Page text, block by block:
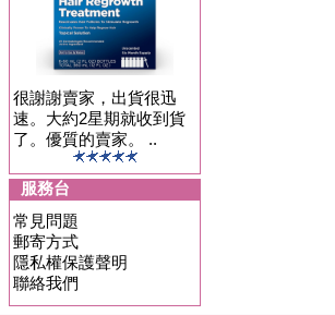
很謝謝賣家，出貨很迅
速。大約2星期就收到貨
了。優質的賣家。 ..
服務台
常見問題
郵寄方式
隱私權保護聲明
聯絡我們